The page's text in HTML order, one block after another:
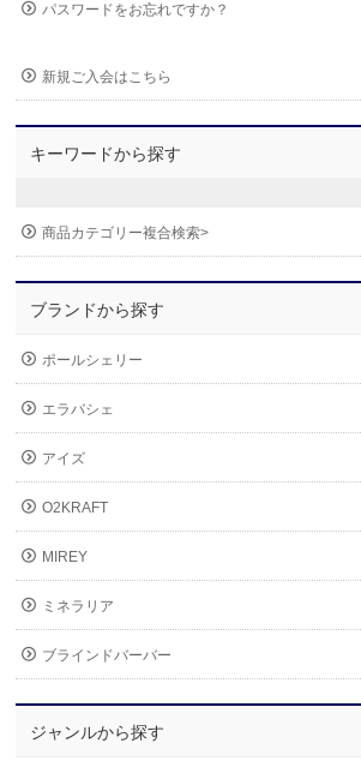
パスワードをお忘れですか？
新規ご入会はこちら
キーワードから探す
商品カテゴリー複合検索>
ブランドから探す
ポールシェリー
エラバシェ
アイズ
O2KRAFT
MIREY
ミネラリア
ブラインドバーバー
ジャンルから探す